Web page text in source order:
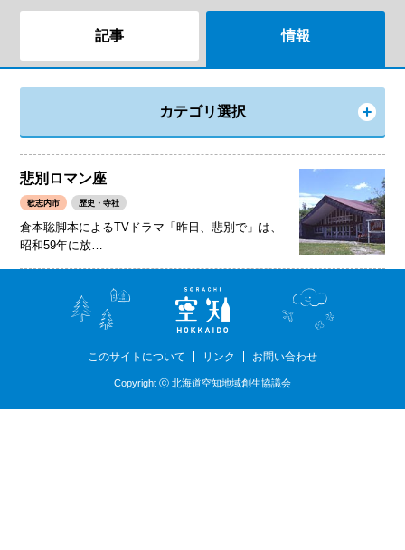
記事 情報
カテゴリ選択
悲別ロマン座
歌志内市 歴史・寺社
倉本聡脚本によるTVドラマ「昨日、悲別で」は、
昭和59年に放…
このサイトについて リンク お問い合わせ
Copyright ⓒ 北海道空知地域創生協議会